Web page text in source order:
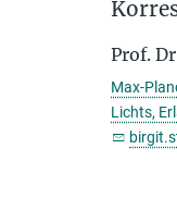
Prof.
Max-
Lichts,